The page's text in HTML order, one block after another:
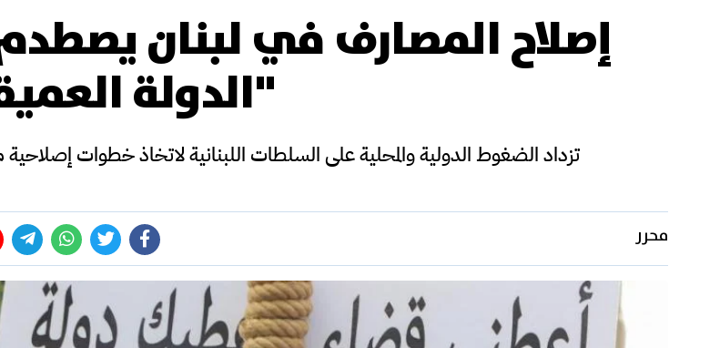
إصلاح المصارف في لبنان
"الدولة
تزداد الضغوط الدولية والمحلية على السلطات اللبنانية لاتخاذ خطوات إصلاحية
محرر